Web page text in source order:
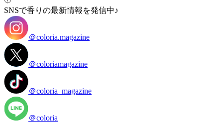
SNSで香りの最新情報を発信中♪
＠coloria.magazine
＠coloriamagazine
＠coloria_magazine
＠coloria